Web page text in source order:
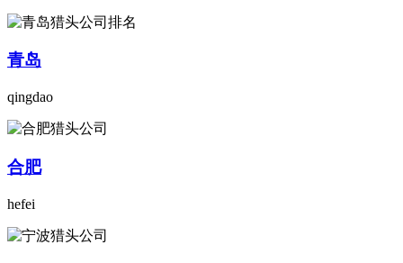
青岛
qingdao
合肥
hefei